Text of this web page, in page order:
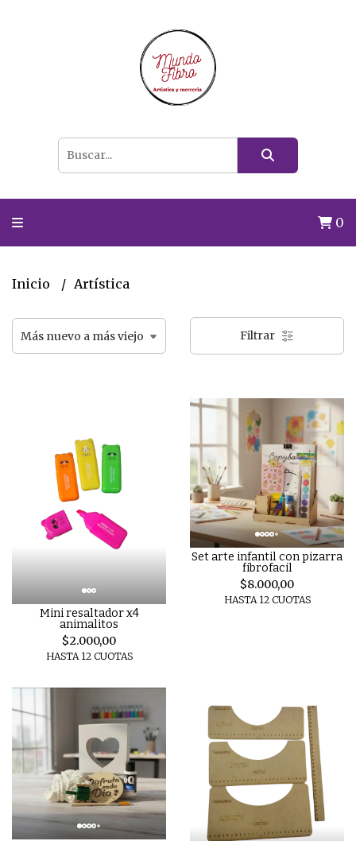
0
Inicio Artística
Filtrar
Mini resaltador x4
animalitos
$2.000,00
HASTA 12 CUOTAS
Set arte infantil con pizarra
fibrofacil
$8.000,00
HASTA 12 CUOTAS